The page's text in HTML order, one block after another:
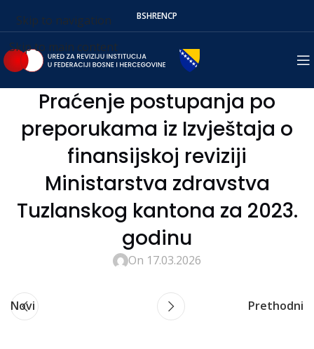
Skip to navigation
Skip to main content
BSHRENСР
Praćenje postupanja po
preporukama iz Izvještaja o
finansijskoj reviziji
Ministarstva zdravstva
Tuzlanskog kantona za 2023.
godinu
On 17.03.2026
Novi Prethodni